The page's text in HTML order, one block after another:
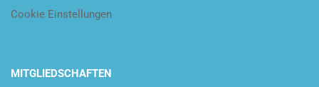
Cookie Einstellungen
MITGLIEDSCHAFTEN